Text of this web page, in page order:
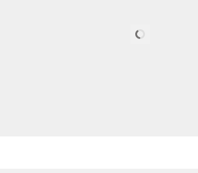
Loading…